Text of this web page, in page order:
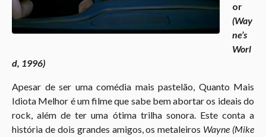
or
(Way
ne’s
Worl
d, 1996)
Apesar de ser uma comédia mais pastelão, Quanto Mais
Idiota Melhor é um filme que sabe bem abortar os ideais do
rock, além de ter uma ótima trilha sonora. Este conta a
história de dois grandes amigos, os metaleiros Wayne (Mike